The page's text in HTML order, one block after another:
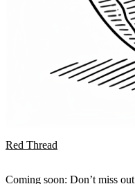
Red Thread
Coming soon: Don’t miss